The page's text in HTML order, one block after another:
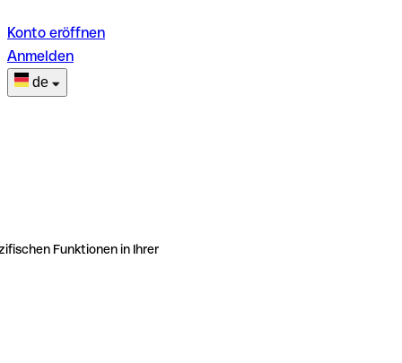
Konto eröffnen
Anmelden
de
Funktionen in Ihrer